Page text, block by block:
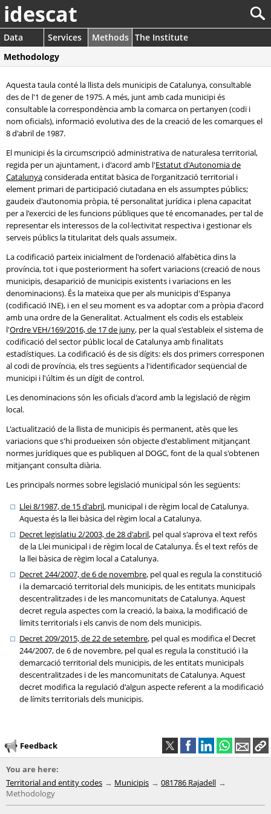
idescat
Data Services Methods The Institute
Methodology
Aquesta taula conté la llista dels municipis de Catalunya, consultable
des de l'1 de gener de 1975. A més, junt amb cada municipi és
consultable la correspondència amb la comarca on pertanyen (codi i
nom oficials), informació evolutiva des de la creació de les comarques el
8 d'abril de 1987.
El municipi és la circumscripció administrativa de naturalesa territorial,
regida per un ajuntament, i d'acord amb l'Estatut d'Autonomia de
Catalunyaconsiderada entitat bàsica de l'organització territorial i
element primari de participació ciutadana en els assumptes públics;
gaudeix d'autonomia pròpia, té personalitat jurídica i plena capacitat
per a l'exercici de les funcions públiques que té encomanades, per tal de
representar els interessos de la col·lectivitat respectiva i gestionar els
serveis públics la titularitat dels quals assumeix.
La codificació parteix inicialment de l'ordenació alfabètica dins la
província, tot i que posteriorment ha sofert variacions (creació de nous
municipis, desaparició de municipis existents i variacions en les
denominacions). És la mateixa que per als municipis d'Espanya
(codificació INE), i en el seu moment es va adoptar com a pròpia d'acord
amb una ordre de la Generalitat. Actualment els codis els estableix
l'Ordre VEH/169/2016, de 17 de juny, per la qual s'estableix el sistema de
codificació del sector públic local de Catalunya amb finalitats
estadístiques. La codificació és de sis dígits: els dos primers corresponen
al codi de província, els tres següents a l'identificador seqüencial de
municipi i l'últim és un dígit de control.
Les denominacions són les oficials d'acord amb la legislació de règim
local.
L'actualització de la llista de municipis és permanent, atès que les
variacions que s'hi produeixen són objecte d'establiment mitjançant
normes jurídiques que es publiquen al DOGC, font de la qual s'obtenen
mitjançant consulta diària.
Les principals normes sobre legislació municipal són les següents:
Llei 8/1987, de 15 d'abril, municipal i de règim local de Catalunya.
Aquesta és la llei bàsica del règim local a Catalunya.
Decret legislatiu 2/2003, de 28 d'abril, pel qual s'aprova el text refós
de la Llei municipal i de règim local de Catalunya. És el text refós de
la llei bàsica de règim local a Catalunya.
Decret 244/2007, de 6 de novembre, pel qual es regula la constitució
i la demarcació territorial dels municipis, de les entitats municipals
descentralitzades i de les mancomunitats de Catalunya. Aquest
decret regula aspectes com la creació, la baixa, la modificació de
límits territorials i els canvis de nom dels municipis.
Decret 209/2015, de 22 de setembre, pel qual es modifica el Decret
244/2007, de 6 de novembre, pel qual es regula la constitució i la
demarcació territorial dels municipis, de les entitats municipals
descentralitzades i de les mancomunitats de Catalunya. Aquest
decret modifica la regulació d'algun aspecte referent a la modificació
de límits territorials dels municipis.
Feedback
You are here:
Territorial and entity codes
Municipis
081786 Rajadell
Methodology